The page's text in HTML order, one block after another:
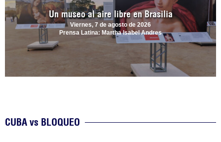
Un museo al aire libre en Brasilia
Viernes, 7 de agosto de 2026
Prensa Latina: Martha Isabel Andres
CUBA vs BLOQUEO